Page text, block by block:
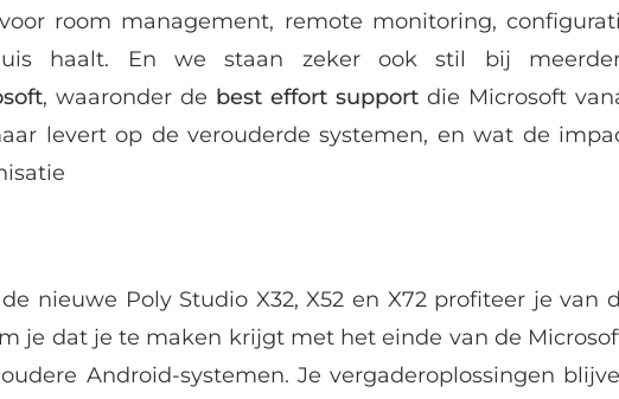
room management, remote monitoring,
haalt. En we staan zeker ook stil bij
, waaronder de best effort support die Microsoft
levert op de verouderde systemen, en wat de
nieuwe Poly Studio X32, X52 en X72 profiteer je van
je dat je te maken krijgt met het einde van de
Android-systemen. Je vergaderoplossingen